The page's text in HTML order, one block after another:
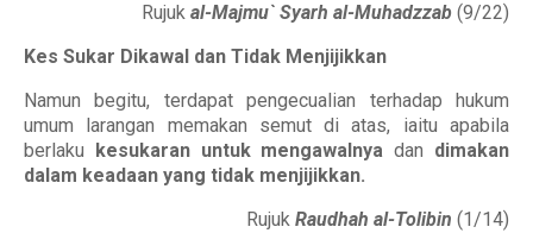
Rujuk al-Majmu` Syarh al-Muhadzzab (9/22)
Kes Sukar Dikawal dan Tidak Menjijikkan
Namun begitu, terdapat pengecualian terhadap hukum
umum larangan memakan semut di atas, iaitu apabila
berlaku kesukaran untuk mengawalnya dan dimakan
dalam keadaan yang tidak menjijikkan.
Rujuk Raudhah al-Tolibin (1/14)